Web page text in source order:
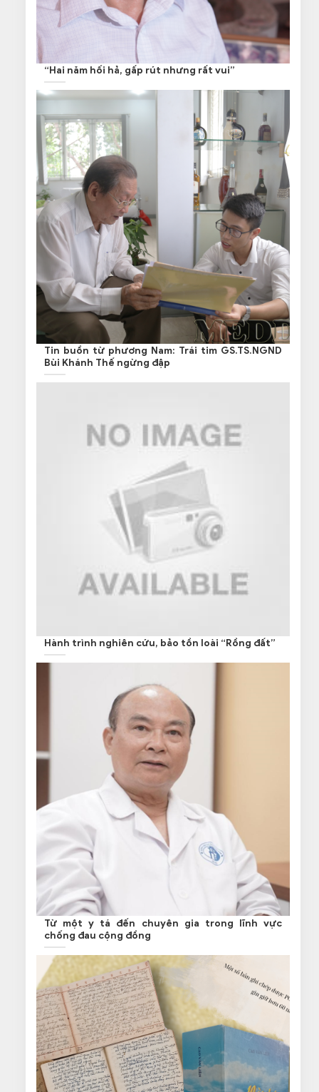
“Hai năm hối hả, gấp rút nhưng rất vui”
Tin buồn từ phương Nam: Trái tim GS.TS.NGND
Bùi Khánh Thế ngừng đập
Hành trình nghiên cứu, bảo tồn loài “Rồng đất”
Từ một y tá đến chuyên gia trong lĩnh vực
chống đau cộng đồng